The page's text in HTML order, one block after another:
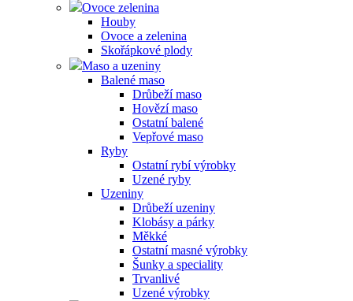
Ovoce zelenina
Houby
Ovoce a zelenina
Skořápkové plody
Maso a uzeniny
Balené maso
Drůbeží maso
Hovězí maso
Ostatní balené
Vepřové maso
Ryby
Ostatní rybí výrobky
Uzené ryby
Uzeniny
Drůbeží uzeniny
Klobásy a párky
Měkké
Ostatní masné výrobky
Šunky a speciality
Trvanlivé
Uzené výrobky